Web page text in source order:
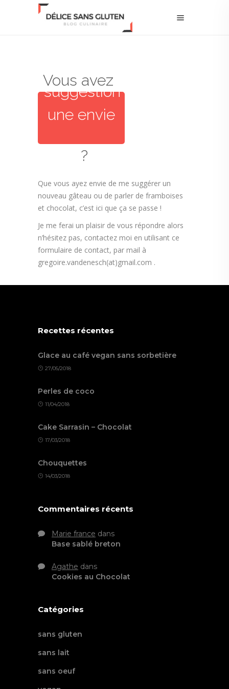
Vous avez
suggestion
une envie
une
proposition
une photo
à
m'envoyer
une
?
Que vous ayez envie de me suggérer un
nouveau gâteau ou de parler de framboises
et chocolat, c’est ici que ça se passe !
Je me ferai un plaisir de vous répondre alors
n’hésitez pas, contactez moi en utilisant ce
formulaire de contact, par mail à
gregoire.vandenesch(at)gmail.com .
Recettes récentes
Glace au café vegan sans sorbetière
27/05/2018
Perles de coco
11/04/2018
Cake Sarrasin – Chocolat
17/03/2018
Chouquettes
14/03/2018
Commentaires récents
Marie france dans
Base sablé breton
Agathe dans
Cookies au Chocolat
Catégories
sans gluten
sans lait
sans oeuf